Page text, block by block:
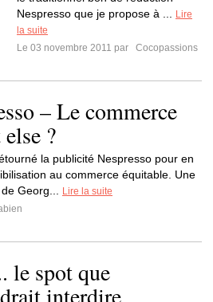
Nespresso que je propose à ...
Lire
la suite
Le 03 novembre 2011 par
Cocopassions
– Le commerce
?
la publicité Nespresso pour en
au commerce équitable. Une
Georg...
Lire la suite
le spot que
interdire